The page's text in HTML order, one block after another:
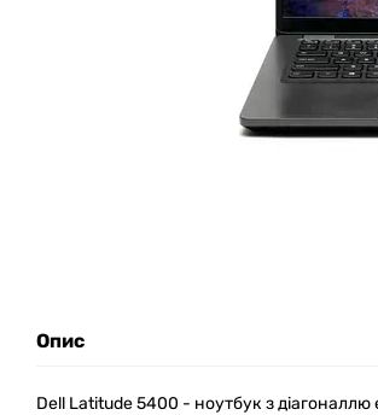
Опис
Dell Latitude 5400 - ноутбук з